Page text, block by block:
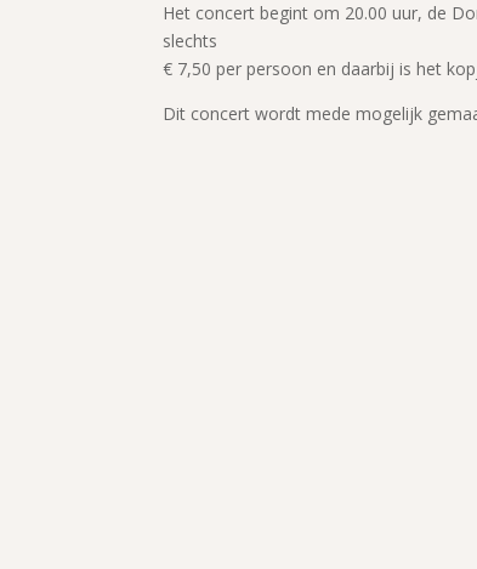
Het concert begint om 20.00 uur, de
slechts
€ 7,50 per persoon en daarbij is het
Dit concert wordt mede mogelijk